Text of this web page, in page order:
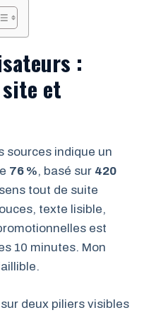
:
et
sources indique un
76 %, basé sur 420
tout de suite
texte lisible,
est
10 minutes. Mon
deux piliers visibles